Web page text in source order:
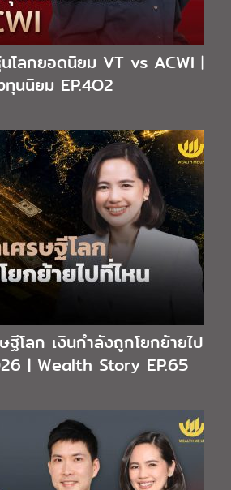
โลกยอดนิยม VT vs ACWI |
ทุนนิยม EP.4O2
ฐีโลก เงินกำลังถูกโยกย้ายไป
| Wealth Story EP.65